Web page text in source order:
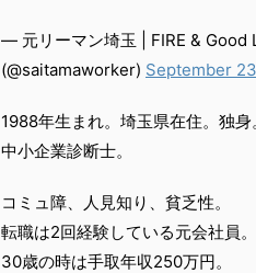
— 元リーマン埼玉 | FIRE & Good
(@saitamaworker) September
1988年生まれ。埼玉県在住。独身
中小企業診断士。
コミュ障、人見知り、貧乏性。
転職は2回経験している元会社員。
30歳の時は手取年収250万円。